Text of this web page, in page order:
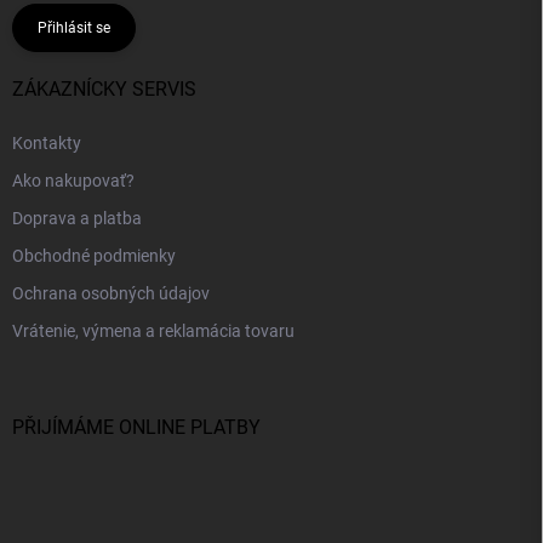
Přihlásit se
ZÁKAZNÍCKY SERVIS
Kontakty
Ako nakupovať?
Doprava a platba
Obchodné podmienky
Ochrana osobných údajov
Vrátenie, výmena a reklamácia tovaru
PŘIJÍMÁME ONLINE PLATBY